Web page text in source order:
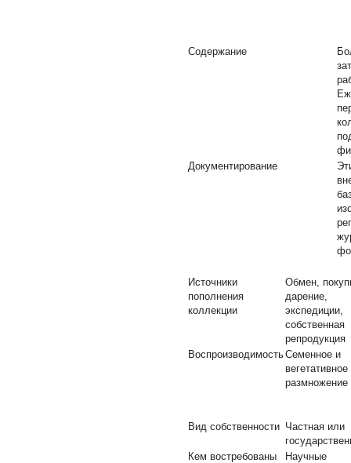
Содержание
Документирование
Источники
пополнения
коллекции
Обмен,
дарение,
экспедиции,
собственная
репродукция
ВоспроизводимостьСеменное и
вегетативное
размножение
Вид собственности Частная или
Кем востребованы
Научные